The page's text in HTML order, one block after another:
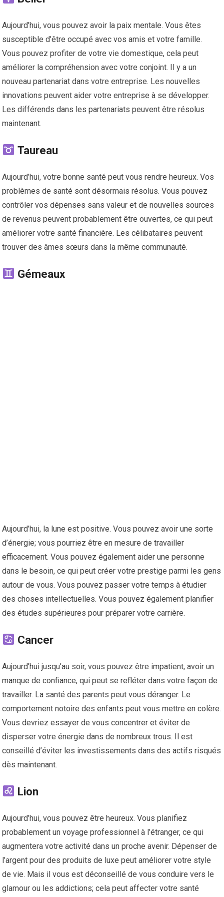
Aujourd’hui, vous pouvez avoir la paix mentale. Vous êtes
susceptible d’être occupé avec vos amis et votre famille.
Vous pouvez profiter de votre vie domestique, cela peut
améliorer la compréhension avec votre conjoint. Il y a un
nouveau partenariat dans votre entreprise. Les nouvelles
innovations peuvent aider votre entreprise à se développer.
Les différends dans les partenariats peuvent être résolus
maintenant.
Taureau
Aujourd’hui, votre bonne santé peut vous rendre heureux. Vos
problèmes de santé sont désormais résolus. Vous pouvez
contrôler vos dépenses sans valeur et de nouvelles sources
de revenus peuvent probablement être ouvertes, ce qui peut
améliorer votre santé financière. Les célibataires peuvent
trouver des âmes sœurs dans la même communauté.
Gémeaux
Aujourd’hui, la lune est positive. Vous pouvez avoir une sorte
d’énergie; vous pourriez être en mesure de travailler
efficacement. Vous pouvez également aider une personne
dans le besoin, ce qui peut créer votre prestige parmi les gens
autour de vous. Vous pouvez passer votre temps à étudier
des choses intellectuelles. Vous pouvez également planifier
des études supérieures pour préparer votre carrière.
Cancer
Aujourd’hui jusqu’au soir, vous pouvez être impatient, avoir un
manque de confiance, qui peut se refléter dans votre façon de
travailler. La santé des parents peut vous déranger. Le
comportement notoire des enfants peut vous mettre en colère.
Vous devriez essayer de vous concentrer et éviter de
disperser votre énergie dans de nombreux trous. Il est
conseillé d’éviter les investissements dans des actifs risqués
dès maintenant.
Lion
Aujourd’hui, vous pouvez être heureux. Vous planifiez
probablement un voyage professionnel à l’étranger, ce qui
augmentera votre activité dans un proche avenir. Dépenser de
l’argent pour des produits de luxe peut améliorer votre style
de vie. Mais il vous est déconseillé de vous conduire vers le
glamour ou les addictions; cela peut affecter votre santé